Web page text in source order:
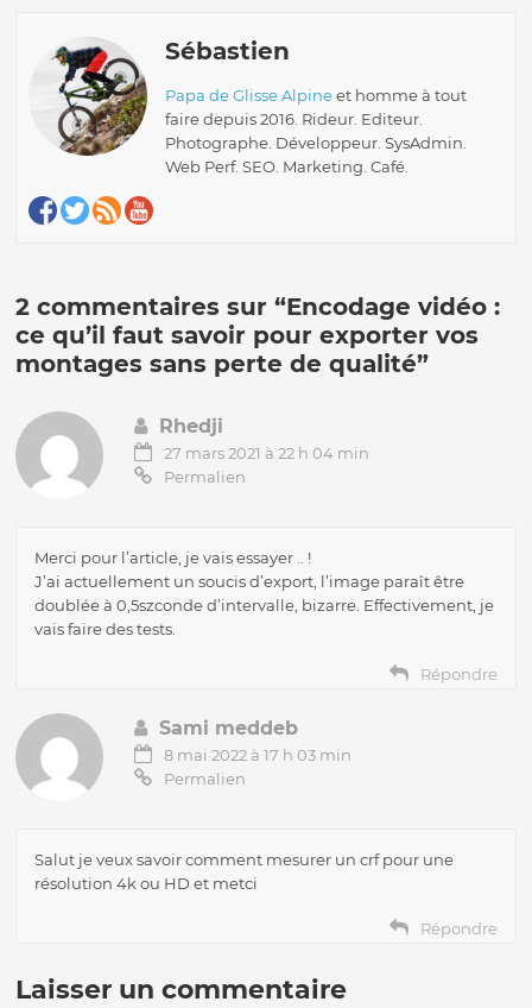
Sébastien
Papa de Glisse Alpineet homme à tout
faire depuis 2016. Rideur. Editeur.
Photographe. Développeur. SysAdmin.
Web Perf. SEO. Marketing. Café.
2 commentaires sur “Encodage vidéo :
ce qu’il faut savoir pour exporter vos
montages sans perte de qualité”
Rhedji
27 mars 2021 à 22 h 04 min
Permalien
Merci pour l’article, je vais essayer .. !
J’ai actuellement un soucis d’export, l’image paraît être
doublée à 0,5szconde d’intervalle, bizarre. Effectivement, je
vais faire des tests.
Répondre
Sami meddeb
8 mai 2022 à 17 h 03 min
Permalien
Salut je veux savoir comment mesurer un crf pour une
résolution 4k ou HD et metci
Répondre
Laisser un commentaire